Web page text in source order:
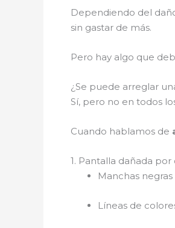
Dependiendo del
sin gastar de más.
Pero hay algo que
¿Se puede arreglar
Sí, pero no en todos
Cuando hablamos de
1. Pantalla dañada
Manchas negras
Líneas de